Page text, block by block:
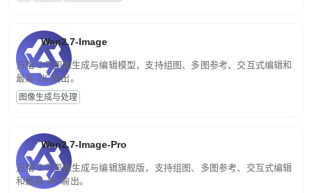
Wan2.7-Image
万相 2.7 图像生成与编辑模型，支持组图、多图参考、交互式编辑和
最高 2K 输出。
图像生成与处理
Wan2.7-Image-Pro
万相 2.7 图像生成与编辑旗舰版，支持组图、多图参考、交互式编辑
和最高 4K 输出。